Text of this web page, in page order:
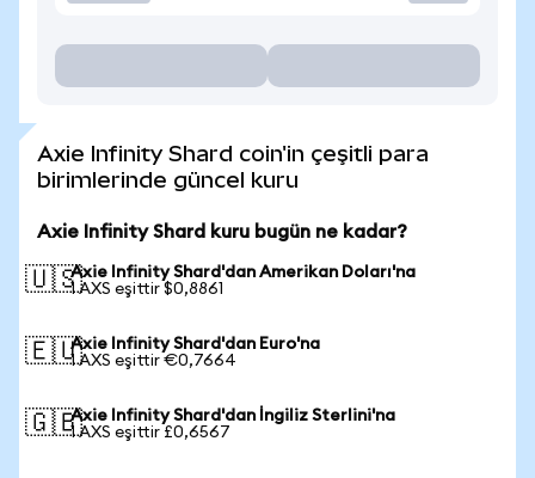
Axie Infinity Shard coin'in çeşitli para
birimlerinde güncel kuru
Axie Infinity Shard kuru bugün ne kadar?
🇺🇸Axie Infinity Shard'dan Amerikan Doları'na
1 AXS eşittir $0,8861
🇪🇺Axie Infinity Shard'dan Euro'na
1 AXS eşittir €0,7664
🇬🇧Axie Infinity Shard'dan İngiliz Sterlini'na
1 AXS eşittir £0,6567